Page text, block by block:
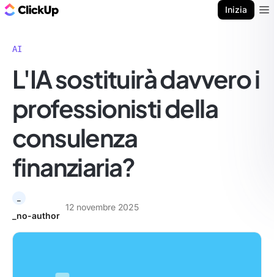
Inizia
AI
L'IA sostituirà davvero i
professionisti della
consulenza
finanziaria?
_no-author
12 novembre 2025